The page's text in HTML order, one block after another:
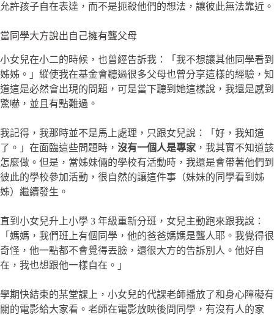
允許孩子自在表達，而不是扼殺他們的想法，讓彼此無法靠近。
當同學大方說出自己擁有聾父母
小女兒在小二的時候，也曾經告訴我：「我不想讓其他同學看到
姊姊。」縱使我在基金會聽過很多父母也曾分享這樣的經驗，知
道這是必然會出現的問題，可是當下聽到她這樣說，我還是感到
驚嚇，並且有點難過。
我記得，我那時並不是馬上處理，只跟女兒說：「好，我知道
了。」在面臨這些問題時， 沒有一個人是專家 ，我其實不知道該
怎麼做。但是，當姊妹倆的學校有活動時，我還是會帶著他們到
彼此的學校參加活動，很自然的讓這件事（妹妹的同學看到姊
姊）繼續發生。
直到小女兒升上小學 3 年級重新分班，女兒主動跑來跟我說：
「媽媽，我們班上有個同學，他的爸爸媽媽是聾人耶。我覺得很
奇怪，他一點都不會覺得丟臉，還很大方的告訴別人。他好自
在，我也想跟他一樣自在。」
學期快結束的某堂課上，小女兒的代課老師播放了和身心障礙有
關的電影給大家看。老師在電影放映後問同學，有沒有人的家